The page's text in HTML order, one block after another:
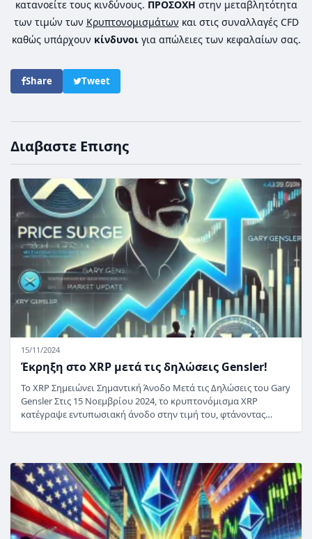
κατανοείτε τους κινδύνους. ΠΡΟΣΟΧΗ στην μεταβλητότητα
των τιμών των Κρυπτονομισμάτων και στις συναλλαγές CFD
καθώς υπάρχουν κίνδυνοιγια απώλειες των κεφαλαίων σας.
Share Tweet
Διαβαστε Επισης
15/11/2024
Έκρηξη στο XRP μετά τις δηλώσεις Gensler!
Το XRP Σημειώνει Σημαντική Άνοδο Μετά τις Δηλώσεις του Gary
Gensler Στις 15 Νοεμβρίου 2024, το κρυπτονόμισμα XRP
κατέγραψε εντυπωσιακή άνοδο στην τιμή του, φτάνοντας…